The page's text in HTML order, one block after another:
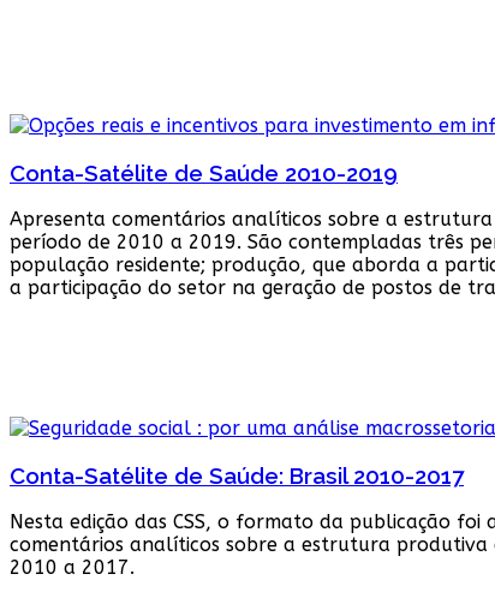
Conta-Satélite de Saúde 2010-2019
Apresenta comentários analíticos sobre a
período de 2010 a 2019. São contempladas três
população residente; produção, que aborda a
a participação do setor na geração de postos de
Conta-Satélite de Saúde: Brasil 2010-2017
Nesta edição das CSS, o formato da publicação
comentários analíticos sobre a estrutura produtiva
2010 a 2017.